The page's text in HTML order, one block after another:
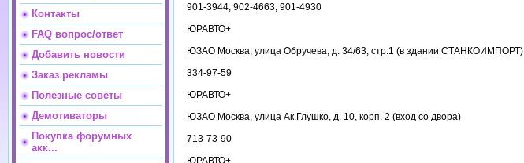
Контакты
FAQ вопрос/ответ
Добавить новости
Заказ рекламы
Полезные советы
Демотиваторы
Покупка форумных
акк...
901-3944, 902-4663, 901-4930
ЮРАВТО+
ЮЗАО Москва, улица Обручева, д. 34/63, стр.1 (в здании СТАНКОИМПОРТ)
334-97-59
ЮРАВТО+
ЮЗАО Москва, улица Ак.Глушко, д. 10, корп. 2 (вход со двора)
713-73-90
ЮРАВТО+